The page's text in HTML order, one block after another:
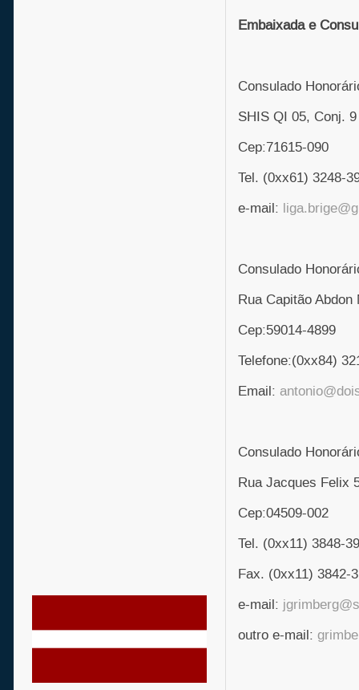
Embaixada e
Consulado
SHIS QI 05, Conj.
Cep:71615-090
Tel. (0xx61) 3248-
e-mail:
Consulado
Rua Capitão Abdon
Cep:59014-4899
Telefone:(0xx84)
Email:
Consulado
Rua Jacques Felix
Cep:04509-002
Tel. (0xx11) 3848-
Fax. (0xx11) 3842-
e-mail:
outro e-mail: